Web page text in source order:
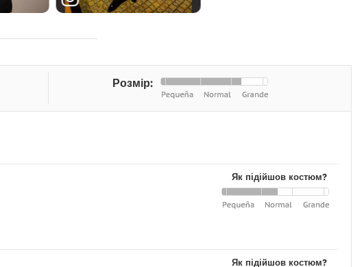
Розмір:
Як підійшов костюм?
Як підійшов костюм?